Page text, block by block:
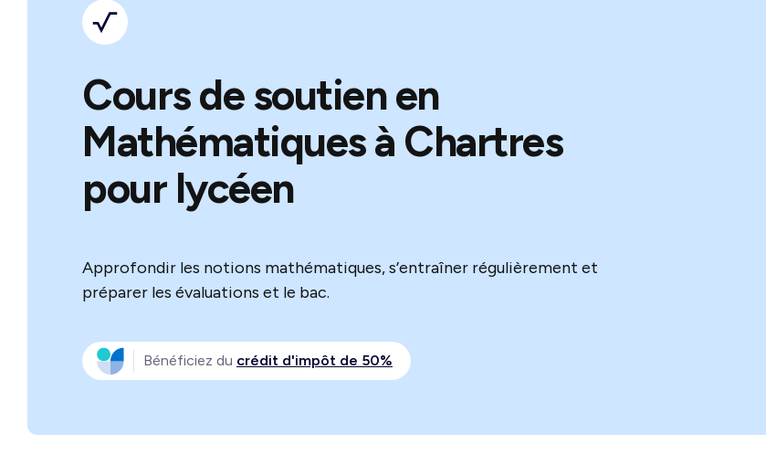
Cours de soutien en
Mathématiques à Chartres
pour lycéen
Approfondir les notions mathématiques, s’entraîner régulièrement et
préparer les évaluations et le bac.
Bénéficiez du crédit d'impôt de 50%